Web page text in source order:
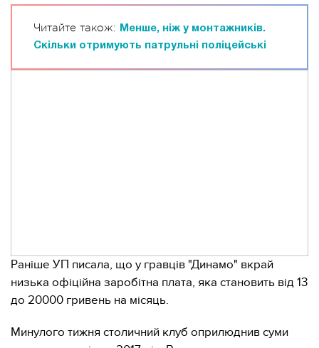
Читайте також:
Менше, ніж у монтажників.
Скільки отримують патрульні поліцейські
Раніше УП писала, що у гравців "Динамо" вкрай
низька офіційна заробітна плата, яка становить від 13
до 20000 гривень на місяць.
Минулого тижня столичний клуб оприлюднив суми